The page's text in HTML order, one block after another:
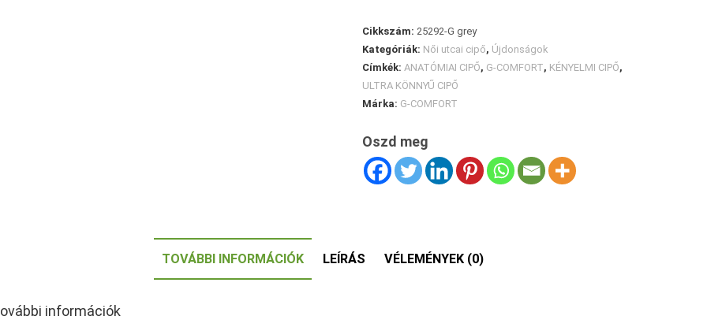
Cikkszám:25292-G grey
Kategóriák: Női utcai cipő, Újdonságok
Címkék:ANATÓMIAI CIPŐ, G-COMFORT, KÉNYELMI CIPŐ,
ULTRA KÖNNYŰ CIPŐ
Márka: G-COMFORT
Oszd meg
TOVÁBBI INFORMÁCIÓK LEÍRÁS VÉLEMÉNYEK (0)
információk